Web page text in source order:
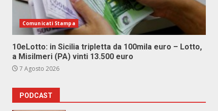
Comunicati Stampa
10eLotto: in Sicilia tripletta da 100mila euro – Lotto,
a Misilmeri (PA) vinti 13.500 euro
7 Agosto 2026
PODCAST